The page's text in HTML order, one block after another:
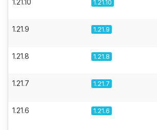
1.21.10 1.21.10
1.21.9 1.21.9
1.21.8 1.21.8
1.21.7 1.21.7
1.21.6 1.21.6